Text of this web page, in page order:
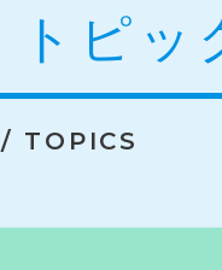
トピッ
TOPICS